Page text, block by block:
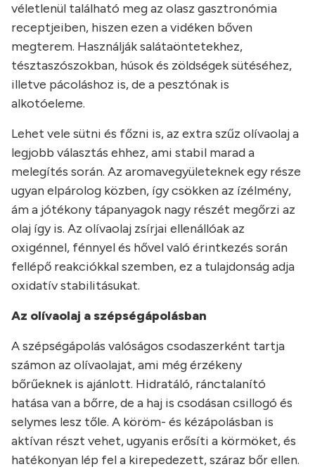
véletlenül található meg az olasz gasztronómia
receptjeiben, hiszen ezen a vidéken bőven
megterem. Használják salátaöntetekhez,
tésztaszószokban, húsok és zöldségek sütéséhez,
illetve pácoláshoz is, de a pesztónak is
alkotóeleme.
Lehet vele sütni és főzni is, az extra szűz olívaolaj a
legjobb választás ehhez, ami stabil marad a
melegítés során. Az aromavegyületeknek egy része
ugyan elpárolog közben, így csökken az ízélmény,
ám a jótékony tápanyagok nagy részét megőrzi az
olaj így is. Az olívaolaj zsírjai ellenállóak az
oxigénnel, fénnyel és hővel való érintkezés során
fellépő reakciókkal szemben, ez a tulajdonság adja
oxidatív stabilitásukat.
Az olívaolaj a szépségápolásban
A szépségápolás valóságos csodaszerként tartja
számon az olívaolajat, ami még érzékeny
bőrűeknek is ajánlott. Hidratáló, ránctalanító
hatása van a bőrre, de a haj is csodásan csillogó és
selymes lesz tőle. A köröm- és kézápolásban is
aktívan részt vehet, ugyanis erősíti a körmöket, és
hatékonyan lép fel a kirepedezett, száraz bőr ellen.